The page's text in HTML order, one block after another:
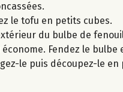
le tofu en petits cubes.
du bulbe de fenouil
économe. Fendez le bulbe
le puis découpez-le en